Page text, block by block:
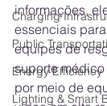
Charging
Public
Energy Efficiency
Lighting & Smart
informações,
essenciais
equipes de
suporte
por meio de